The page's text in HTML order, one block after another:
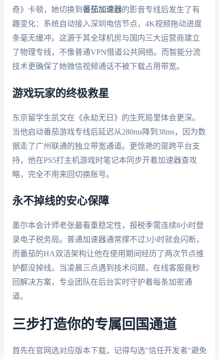
奇》卡顿，她切换到 番茄加速器的影音专线后发生了有
趣变化：系统自动接入深圳电信节点，4K视频拖动进度
条毫无缓冲。这源于其全球机房与国内三大运营商建立
了物理专线，不像普通VPN借道公共网络。而智能分流
技术更确保了她微信视频通话不被下载占用带宽。
游戏玩家的终极救星
东京留学生凯文在《永劫无日》的生死局里体会更深。
当他启动番茄游戏专线后延迟从280ms降到38ms，因为数
据走了广州联通的独立带宽通道。更惊艳的是跨平台支
持，他在PS5打主机游戏时笔记本同步开着加速器查攻
略，完全不用来回切换账号。
永不掉线的安心保障
墨尔本会计师老张最看重稳定性，报税季需连续8小时登
录电子税务局。普通加速器通常撑不过3小时就会闪断，
而番茄的HA双活架构让他在使用期间经历了两次节点维
护都没掉线。当凌晨三点遇到技术问题，在线客服竟秒
回解决方案，专业团队在后台实时守护着每条加密通
道。
三步打造你的专属回国通道
首先在官网选对应版本下载，记得勾选"信任开发者"避免